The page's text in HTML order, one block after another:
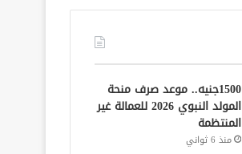
1500جنيه.. موعد صرف منحة
المولد النبوي 2026 للعمالة غير
المنتظمة
منذ 6 ثواني